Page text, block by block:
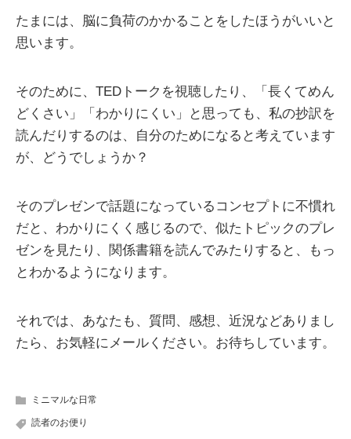
たまには、脳に負荷のかかることをしたほうがいいと
思います。
そのために、TEDトークを視聴したり、「長くてめん
どくさい」「わかりにくい」と思っても、私の抄訳を
読んだりするのは、自分のためになると考えています
が、どうでしょうか？
そのプレゼンで話題になっているコンセプトに不慣れ
だと、わかりにくく感じるので、似たトピックのプレ
ゼンを見たり、関係書籍を読んでみたりすると、もっ
とわかるようになります。
それでは、あなたも、質問、感想、近況などありまし
たら、お気軽にメールください。お待ちしています。
ミニマルな日常
読者のお便り